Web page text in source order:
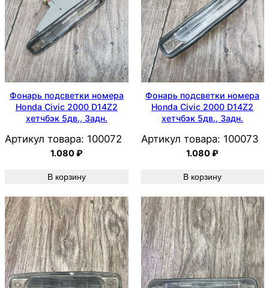
Фонарь подсветки номера
Honda Civic 2000 D14Z2
хетчбэк 5дв., Задн.
Артикул товара: 100072
1.080₽
В корзину
Фонарь подсветки номера
Honda Civic 2000 D14Z2
хетчбэк 5дв., Задн.
Артикул товара: 100073
1.080₽
В корзину